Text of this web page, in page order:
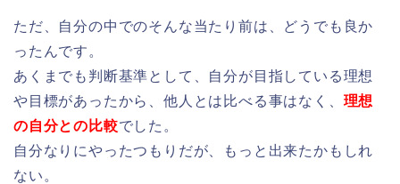
ただ、自分の中でのそんな当たり前は、どうでも良か
ったんです。
あくまでも判断基準として、自分が目指している理想
や目標があったから、他人とは比べる事はなく、 理想
の自分との比較でした。
自分なりにやったつもりだが、もっと出来たかもしれ
ない。